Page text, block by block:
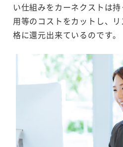
い仕組みをカーネクストは
用等のコストをカットし、
格に還元出来ているのです。